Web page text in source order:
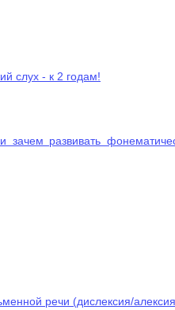
слух - к 2 годам!
зачем развивать
речи (дислексия/